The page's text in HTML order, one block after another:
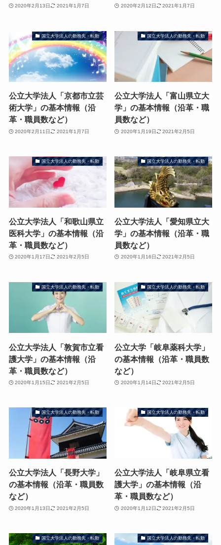
2020年2月13日 2021年1月7日 2020年2月12日 2021年1月7日
国立大学法人の勤務先・転勤
公立大学法人「京都市立芸
術大学」の基本情報（沿
革・職員数など）
2020年2月11日 2021年1月7日
国立大学法人の勤務先・転勤
公立大学法人「富山県立大
学」の基本情報（沿革・職
員数など）
2020年1月19日 2021年2月5日
国立大学法人の勤務先・転勤
公立大学法人「和歌山県立
医科大学」の基本情報（沿
革・職員数など）
2020年1月17日 2021年2月5日
国立大学法人の勤務先・転勤
公立大学法人「愛知県立大
学」の基本情報（沿革・職
員数など）
2020年1月16日 2021年2月5日
国立大学法人の勤務先・転勤
公立大学法人「敦賀市立看
護大学」の基本情報（沿
革・職員数など）
2020年1月15日 2021年2月5日
国立大学法人の勤務先・転勤
公立大学「岐阜薬科大学」
の基本情報（沿革・職員数
など）
2020年1月14日 2021年2月5日
国立大学法人の勤務先・転勤
公立大学法人「長野大学」
の基本情報（沿革・職員数
など）
2020年1月13日 2021年2月5日
国立大学法人の勤務先・転勤
公立大学法人「岐阜県立看
護大学」の基本情報（沿
革・職員数など）
2020年1月12日 2021年2月5日
国立大学法人の勤務先・転勤 国立大学法人の勤務先・転勤